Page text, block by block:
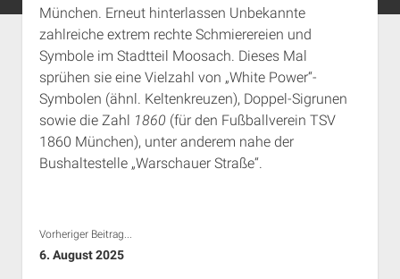
Aktuelles
Termine
open
dropdown
menu
Antifaschistische Termine im Süden
Antifaschistische Termine in München
Rechte Termine im Süden
Rechte Termine München
Chronologie
Das Archiv
open
dropdown
menu
a.i.d.a. e. V. unterstützen
Über a.i.d.a.
Impressum
München. Erneut hinterlassen Unbekannte
zahlreiche extrem rechte Schmierereien und
Symbole im Stadtteil Moosach. Dieses Mal
sprühen sie eine Vielzahl von „White Power“-
Symbolen (ähnl. Keltenkreuzen), Doppel-Sigrunen
sowie die Zahl 1860 (für den Fußballverein TSV
1860 München), unter anderem nahe der
Bushaltestelle „Warschauer Straße“.
Vorheriger Beitrag...
6. August 2025